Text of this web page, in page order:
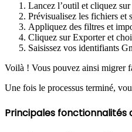
Lancez l’outil et cliquez
Prévisualisez les fichiers et
Appliquez des filtres et
Cliquez sur Exporter et
Saisissez vos identifiants
Voilà ! Vous pouvez ainsi migrer
Une fois le processus terminé,
Principales fonctionnalités